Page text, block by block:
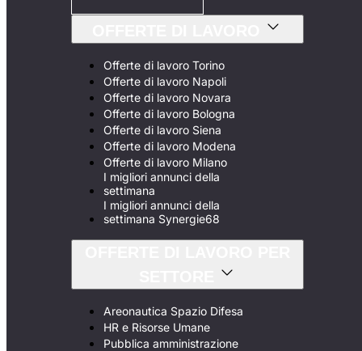
Offerte di lavoro Torino
Offerte di lavoro Napoli
Offerte di lavoro Novara
Offerte di lavoro Bologna
Offerte di lavoro Siena
Offerte di lavoro Modena
Offerte di lavoro Milano
I migliori annunci della
settimana
I migliori annunci della
settimana Synergie68
Areonautica Spazio Difesa
HR e Risorse Umane
Pubblica amministrazione